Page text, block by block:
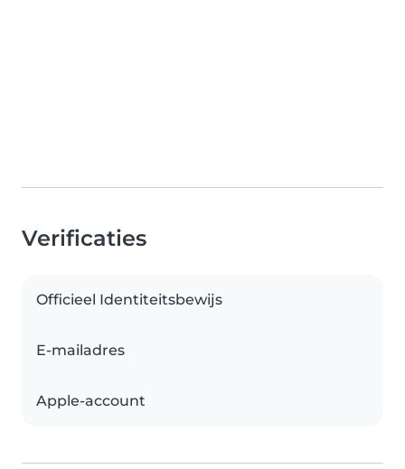
Verificaties
Officieel Identiteitsbewijs
E-mailadres
Apple-account